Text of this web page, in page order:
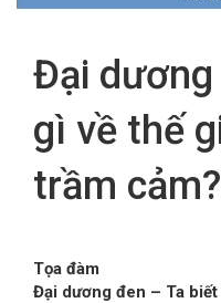
Đại dương
gì về thế
trầm cảm?
Tọa đàm
Đại dương đen – Ta